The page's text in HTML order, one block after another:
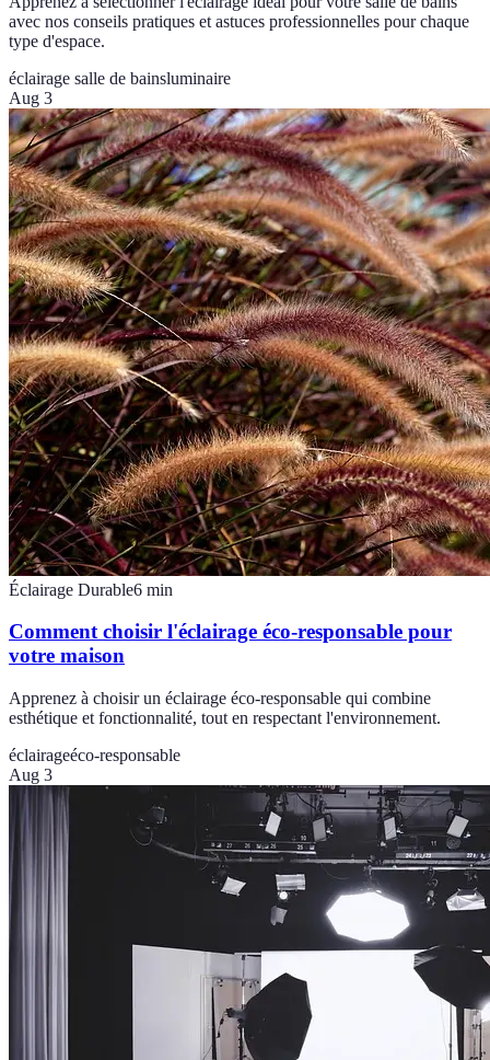
avec nos conseils pratiques et astuces professionnelles pour chaque
type d'espace.
éclairage salle de bainsluminaire
Aug 3
Éclairage Durable6 min
Comment choisir l'éclairage éco-responsable pour
votre maison
Apprenez à choisir un éclairage éco-responsable qui combine
esthétique et fonctionnalité, tout en respectant l'environnement.
éclairageéco-responsable
Aug 3